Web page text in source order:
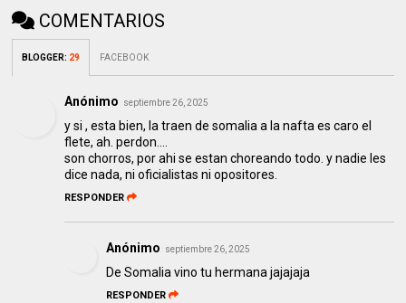
COMENTARIOS
BLOGGER: 29 FACEBOOK
Anónimo septiembre 26, 2025
y si , esta bien, la traen de somalia a la nafta es caro el
flete, ah. perdon....
son chorros, por ahi se estan choreando todo. y nadie les
dice nada, ni oficialistas ni opositores.
RESPONDER
Anónimo septiembre 26, 2025
De Somalia vino tu hermana jajajaja
RESPONDER